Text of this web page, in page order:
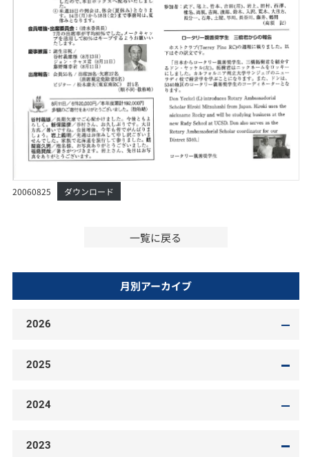
20060825 ダウンロード
一覧に戻る
月別アーカイブ
2026
2025
2024
2023